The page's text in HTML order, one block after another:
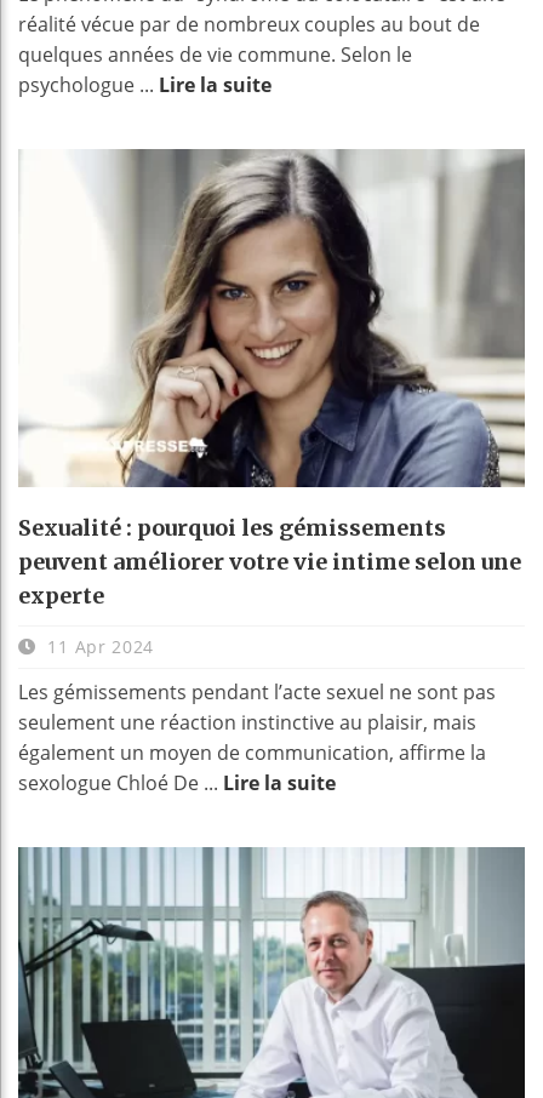
réalité vécue par de nombreux couples au bout de
quelques années de vie commune. Selon le
psychologue ... Lire la suite
Sexualité : pourquoi les gémissements
peuvent améliorer votre vie intime selon une
experte
11 Apr 2024
Les gémissements pendant l’acte sexuel ne sont pas
seulement une réaction instinctive au plaisir, mais
également un moyen de communication, affirme la
sexologue Chloé De ... Lire la suite